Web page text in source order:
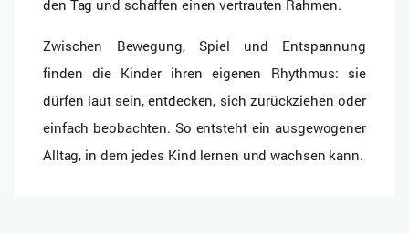
den Tag und schaffen einen vertrauten Rahmen.
Zwischen Bewegung, Spiel und Entspannung
finden die Kinder ihren eigenen Rhythmus: sie
dürfen laut sein, entdecken, sich zurückziehen oder
einfach beobachten. So entsteht ein ausgewogener
Alltag, in dem jedes Kind lernen und wachsen kann.